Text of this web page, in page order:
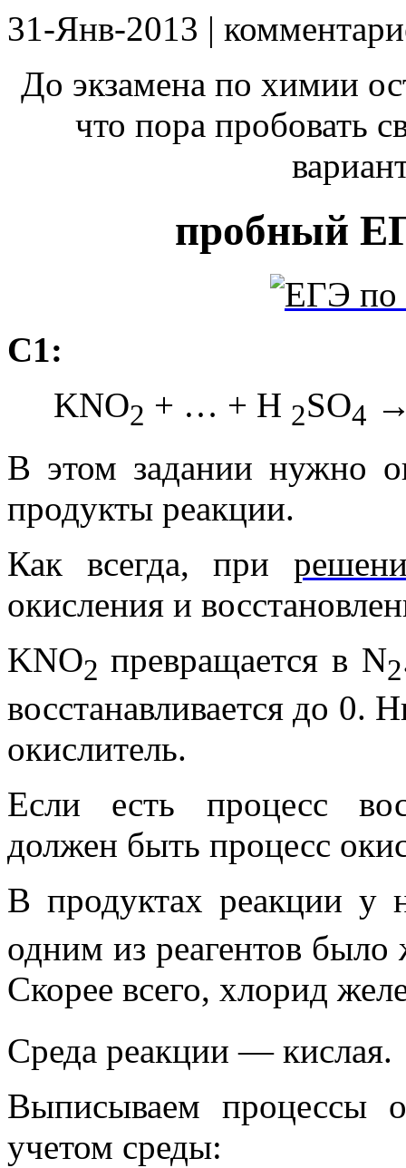
31-Янв-2013 |
До экзамена по химии
что пора пробовать
пробный
С1:
KNO2 + … + H 2SO4
В этом задании нужно
продукты реакции.
Как всегда, при
окисления и
KNO2 превращается в N2
восстанавливается до 0.
окислитель.
Если есть процесс
должен быть процесс
В продуктах реакции у
одним из реагентов было
Скорее всего, хлорид
Среда реакции — кислая.
Выписываем процессы
учетом среды: